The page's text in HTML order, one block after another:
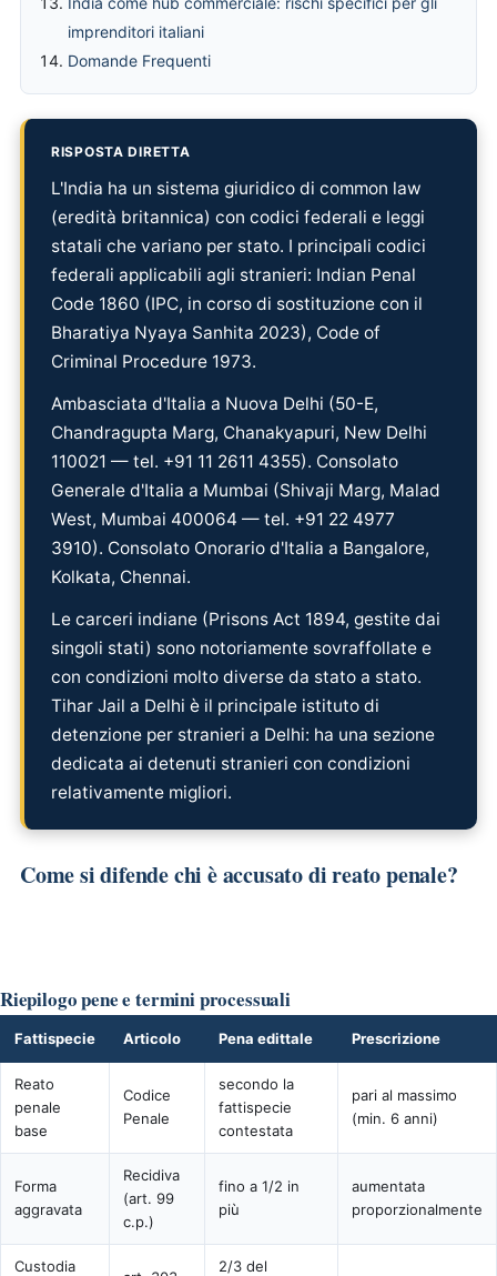
imprenditori italiani
Domande Frequenti
RISPOSTA DIRETTA
L'India ha un sistema giuridico di common law
(eredità britannica) con codici federali e leggi
statali che variano per stato. I principali codici
federali applicabili agli stranieri: Indian Penal
Code 1860 (IPC, in corso di sostituzione con il
Bharatiya Nyaya Sanhita 2023), Code of
Criminal Procedure 1973.
Ambasciata d'Italia a Nuova Delhi (50-E,
Chandragupta Marg, Chanakyapuri, New Delhi
110021 — tel. +91 11 2611 4355). Consolato
Generale d'Italia a Mumbai (Shivaji Marg, Malad
West, Mumbai 400064 — tel. +91 22 4977
3910). Consolato Onorario d'Italia a Bangalore,
Kolkata, Chennai.
Le carceri indiane (Prisons Act 1894, gestite dai
singoli stati) sono notoriamente sovraffollate e
con condizioni molto diverse da stato a stato.
Tihar Jail a Delhi è il principale istituto di
detenzione per stranieri a Delhi: ha una sezione
dedicata ai detenuti stranieri con condizioni
relativamente migliori.
Come si difende chi è accusato di reato penale?
Riepilogo pene e termini processuali
Fattispecie Articolo Pena edittale Prescrizione
Reato
penale
base
Codice
Penale
secondo la
fattispecie
contestata
pari al massimo
(min. 6 anni)
Forma
aggravata
Recidiva
(art. 99
c.p.)
fino a 1/2 in
più
aumentata
proporzionalmente
Custodia 2/3 del